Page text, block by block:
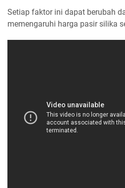
Setiap faktor ini dapat berubah
memengaruhi harga pasir silika